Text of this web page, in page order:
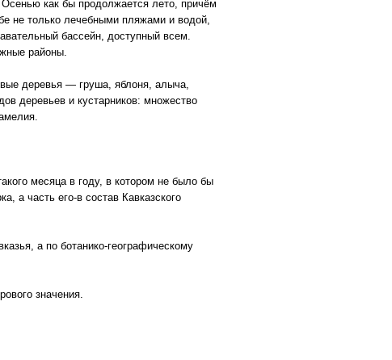
как бы продолжается лето, причём
не только лечебными пляжами и водой,
бассейн, доступный всем.
районы.
деревья — груша, яблоня, алыча,
деревьев и кустарников: множество
месяца в году, в котором не было бы
а часть его-в состав Кавказского
а по ботанико-географическому
значения.